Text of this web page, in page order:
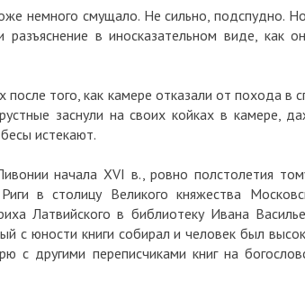
немного смущало. Не сильно, подспудно.
разъяснение в иносказательном виде,
того, как камере отказали от похода в
заснули на своих койках в камере,
истекают.
начала XVI в., ровно полстолетия
в столицу Великого княжества
Латвийского в библиотеку Ивана
с юности книги собирал и человек был
с другими переписчиками книг на